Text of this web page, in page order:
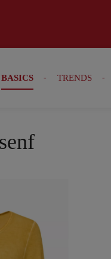
BASICS TRENDS